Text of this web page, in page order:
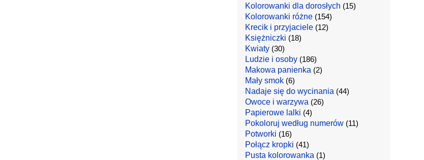
Kolorowanki dla dorosłych (15)
Kolorowanki różne(154)
Krecik i przyjaciele(12)
Księżniczki (18)
Kwiaty(30)
Ludzie i osoby(186)
Makowa panienka (2)
Mały smok(6)
Nadaje się do wycinania (44)
Owoce i warzywa (26)
Papierowe lalki (4)
Pokoloruj według numerów(11)
Potworki (16)
Połącz kropki (41)
Pusta kolorowanka (1)